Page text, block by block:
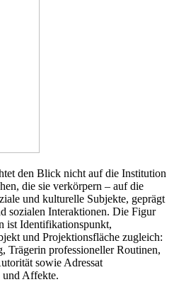
den Blick nicht auf die Institution
die sie verkörpern – auf die
und kulturelle Subjekte, geprägt
sozialen Interaktionen. Die Figur
ist Identifikationspunkt,
und Projektionsfläche zugleich:
Trägerin professioneller Routinen,
sowie Adressat
und Affekte.